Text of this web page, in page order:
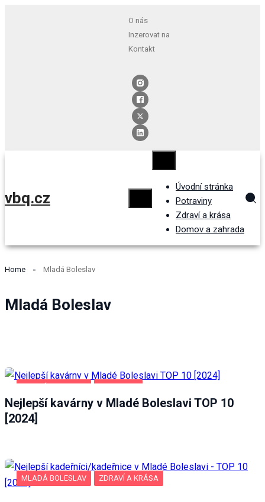
O nás
Inzerovat na
Kontakt
vbq.cz
Úvodní stránka
Potraviny
Zdraví a krása
Domov a zahrada
Home Mladá Boleslav
Mladá Boleslav
Nejlepší kavárny v Mladé Boleslavi TOP 10
[2024]
MLADÁ BOLESLAV ZDRAVÍ A KRÁSA
Nezbytné
Tyto
soubory